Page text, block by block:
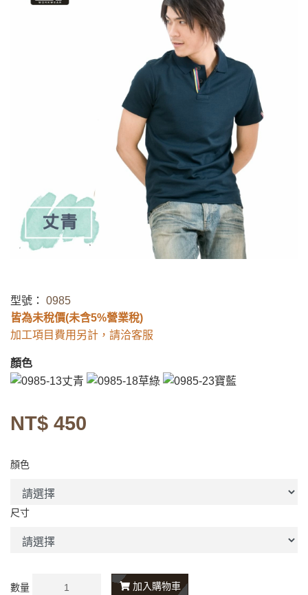
型號： 0985
皆為未稅價(未含5%營業稅)
加工項目費用另計，請洽客服
顏色
NT$ 450
顏色
尺寸
數量 加入購物車